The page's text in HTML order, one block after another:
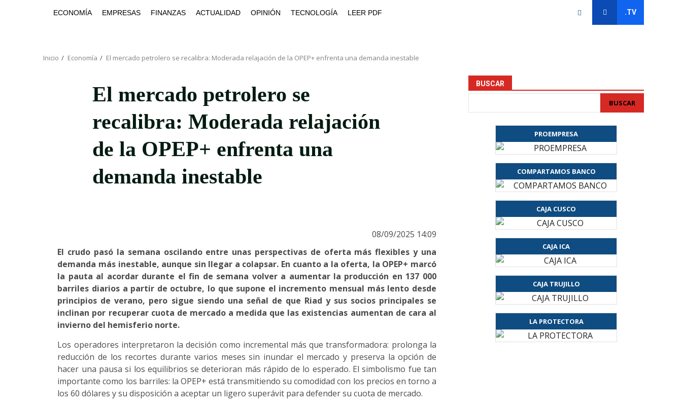
ECONOMÍA EMPRESAS FINANZAS ACTUALIDAD OPINIÓN TECNOLOGÍA LEER PDF .TV
Inicio Economía El mercado petrolero se recalibra: Moderada relajación de la OPEP+ enfrenta una demanda inestable
El mercado petrolero se
recalibra: Moderada relajación
de la OPEP+ enfrenta una
demanda inestable
08/09/2025 14:09
El crudo pasó la semana oscilando entre unas perspectivas de oferta más flexibles y una
demanda más inestable, aunque sin llegar a colapsar. En cuanto a la oferta, la OPEP+ marcó
la pauta al acordar durante el fin de semana volver a aumentar la producción en 137 000
barriles diarios a partir de octubre, lo que supone el incremento mensual más lento desde
principios de verano, pero sigue siendo una señal de que Riad y sus socios principales se
inclinan por recuperar cuota de mercado a medida que las existencias aumentan de cara al
invierno del hemisferio norte.
Los operadores interpretaron la decisión como incremental más que transformadora: prolonga la
reducción de los recortes durante varios meses sin inundar el mercado y preserva la opción de
hacer una pausa si los equilibrios se deterioran más rápido de lo esperado. El simbolismo fue tan
importante como los barriles: la OPEP+ está transmitiendo su comodidad con los precios en torno a
los 60 dólares y su disposición a aceptar un ligero superávit para defender su cuota de mercado.
BUSCAR
BUSCAR
PROEMPRESA
COMPARTAMOS BANCO
CAJA CUSCO
CAJA ICA
CAJA TRUJILLO
LA PROTECTORA